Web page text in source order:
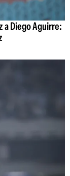
a Diego Aguirre: